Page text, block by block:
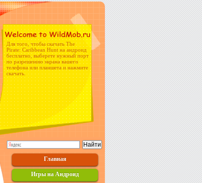
Для того, чтобы скачать The
Pirate: Caribbean Hunt на андроид
бесплатно, выберете нужный порт
по разрешению экрана вашего
телефона или планшета и нажмите
скачать.
Главная
Игры на Андроид